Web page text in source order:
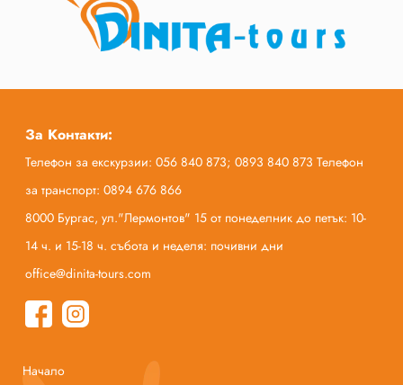
За Контакти:
Телефон за екскурзии: 056 840 873; 0893 840 873 Телефон
за транспорт: 0894 676 866
8000 Бургас, ул."Лермонтов" 15 от понеделник до петък: 10-
14 ч. и 15-18 ч. събота и неделя: почивни дни
office@dinita-tours.com
Начало